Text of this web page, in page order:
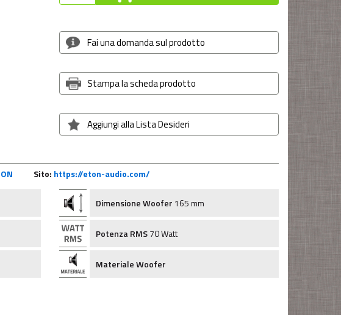
Fai una domanda sul prodotto
Stampa la scheda prodotto
Aggiungi alla Lista Desideri
Sito: https://eton-audio.com/
Dimensione Woofer 165 mm
Potenza RMS70 Watt
Materiale Woofer